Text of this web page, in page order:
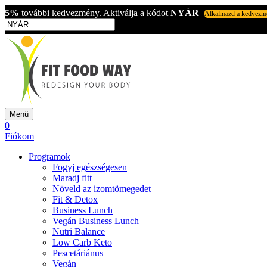
5% további kedvezmény. Aktiválja a kódot NYÁR Alkalmazd a
Menü
0
Fiókom
Programok
Fogyj egészségesen
Maradj fitt
Növeld az izomtömegedet
Fit & Detox
Business Lunch
Vegán Business Lunch
Nutri Balance
Low Carb Keto
Pescetáriánus
Vegán